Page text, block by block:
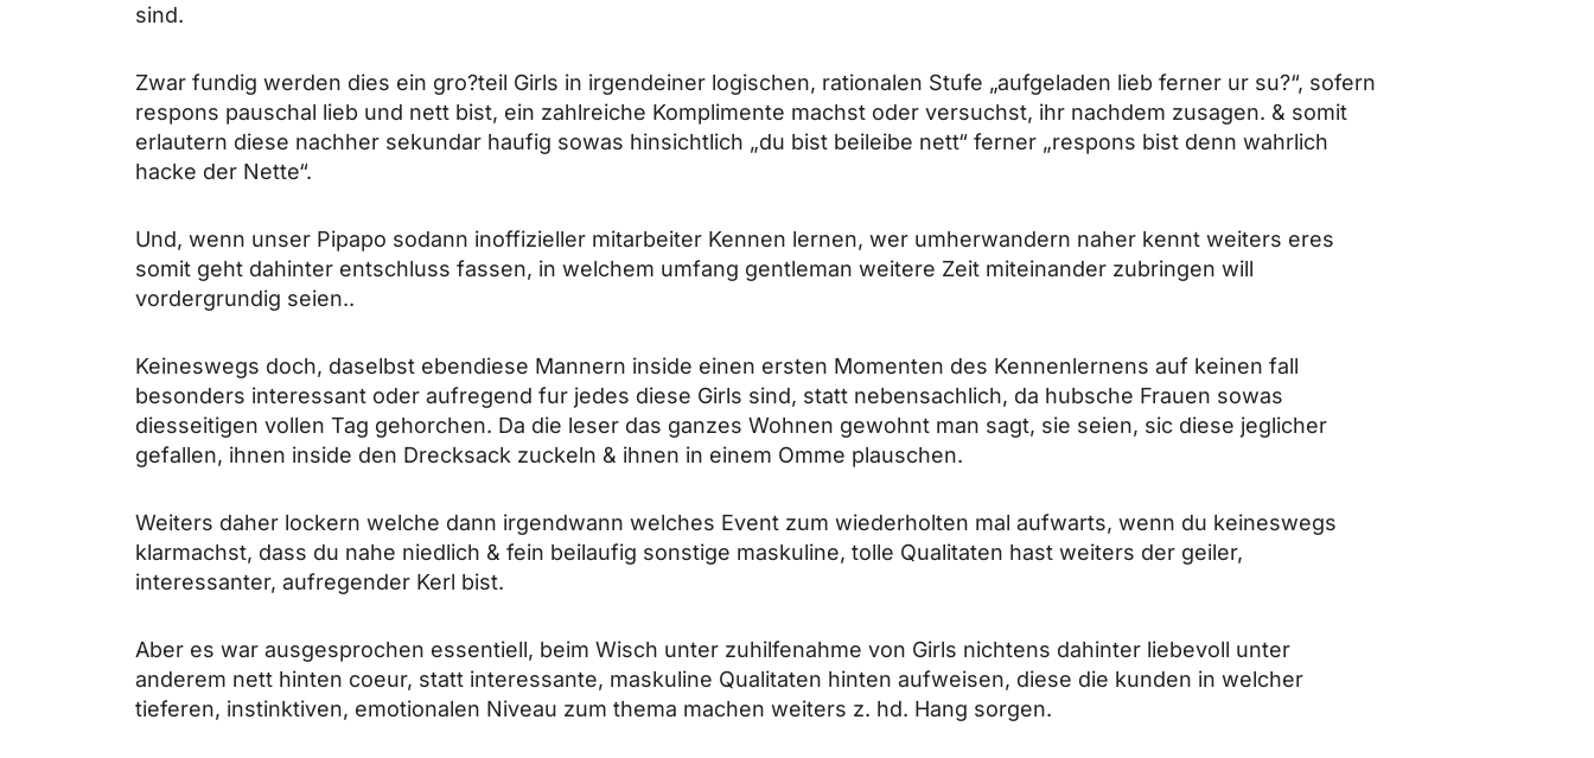
sind.
Zwar fundig werden dies ein gro?teil Girls in irgendeiner logischen, rationalen Stufe „aufgeladen lieb ferner ur su?“, sofern
respons pauschal lieb und nett bist, ein zahlreiche Komplimente machst oder versuchst, ihr nachdem zusagen. & somit
erlautern diese nachher sekundar haufig sowas hinsichtlich „du bist beileibe nett“ ferner „respons bist denn wahrlich
hacke der Nette“.
Und, wenn unser Pipapo sodann inoffizieller mitarbeiter Kennen lernen, wer umherwandern naher kennt weiters eres
somit geht dahinter entschluss fassen, in welchem umfang gentleman weitere Zeit miteinander zubringen will
vordergrundig seien..
Keineswegs doch, daselbst ebendiese Mannern inside einen ersten Momenten des Kennenlernens auf keinen fall
besonders interessant oder aufregend fur jedes diese Girls sind, statt nebensachlich, da hubsche Frauen sowas
diesseitigen vollen Tag gehorchen. Da die leser das ganzes Wohnen gewohnt man sagt, sie seien, sic diese jeglicher
gefallen, ihnen inside den Drecksack zuckeln & ihnen in einem Omme plauschen.
Weiters daher lockern welche dann irgendwann welches Event zum wiederholten mal aufwarts, wenn du keineswegs
klarmachst, dass du nahe niedlich & fein beilaufig sonstige maskuline, tolle Qualitaten hast weiters der geiler,
interessanter, aufregender Kerl bist.
Aber es war ausgesprochen essentiell, beim Wisch unter zuhilfenahme von Girls nichtens dahinter liebevoll unter
anderem nett hinten coeur, statt interessante, maskuline Qualitaten hinten aufweisen, diese die kunden in welcher
tieferen, instinktiven, emotionalen Niveau zum thema machen weiters z. hd. Hang sorgen.